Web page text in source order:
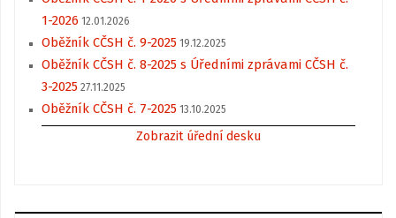
1-2026 12.01.2026
Oběžník CČSH č. 9-2025 19.12.2025
Oběžník CČSH č. 8-2025 s Úředními zprávami CČSH č.
3-2025 27.11.2025
Oběžník CČSH č. 7-2025 13.10.2025
Zobrazit úřední desku